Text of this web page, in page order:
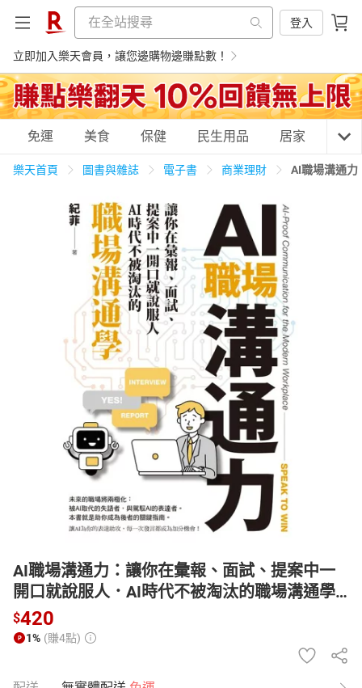
登入
立即加入樂天會員，讓您邊購物邊賺點數！
購物網分類
天天免運 美食蛋糕 養生保健 民生用品
3C家電 運動休閒 親子玩具
男裝 化妝保養 情趣用品
電子/紙本書
HOT
免運 美食 保健 民生用品 居家 3C
樂天首頁 圖書與雜誌 電子書 商業理財 AI職場溝通力
AI職場溝通力：讓你在彙報、面試、提案中一
開口就說服人．AI時代不被淘汰的職場溝通學
【電子書】
$420
1% (賺4點)